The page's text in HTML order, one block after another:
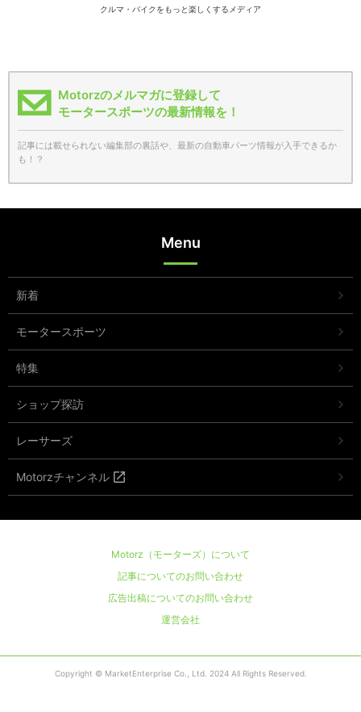
クルマ・バイクをもっと楽しくするメディア
Motorzのメルマガに登録して
モータースポーツの最新情報を！
記事には載せられない編集部の裏話や、最新の自動車パーツ情報が入手できるか
も！？
Menu
新着
モータースポーツ
特集
ショップ探訪
レーサーズ
Motorzチャンネル
Motorz（モーターズ）について
記事についてのお問い合わせ
広告出稿についてのお問い合わせ
運営会社
Copyright © MarketEnterprise Co., Ltd. 2024 All Rights Reserved.